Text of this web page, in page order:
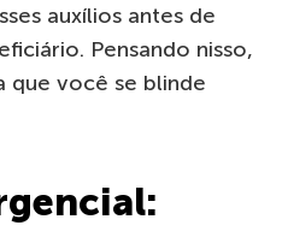
auxílios antes de
Pensando nisso,
que você se blinde